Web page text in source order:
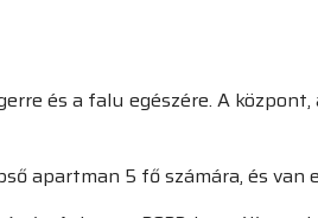
és a falu egészére. A
apartman 5 fő számára, és van